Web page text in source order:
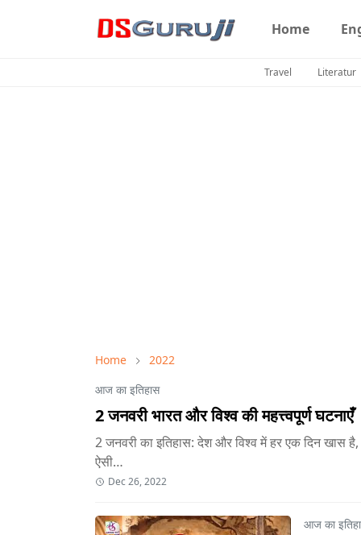
Home
Travel Literatur
Home
2022
आज का इतिहास
2 जनवरी भारत और विश्व की महत्त्वपूर्ण घटनाएँ
2 जनवरी का इतिहास: देश और विश्व में हर एक दिन खास
ऐसी…
Dec 26, 2022
आज का